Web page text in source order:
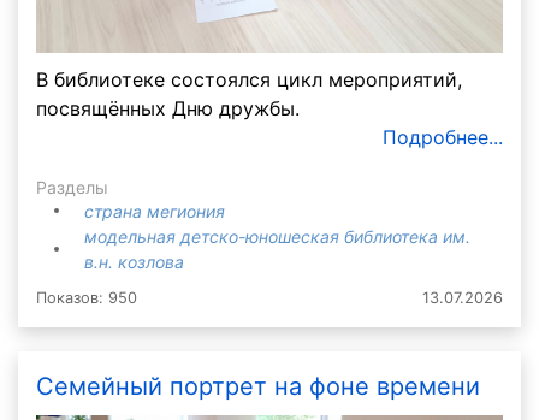
В библиотеке состоялся цикл мероприятий,
посвящённых Дню дружбы.
Подробнее...
Разделы
страна мегиония
модельная детско-юношеская библиотека им.
в.н. козлова
Показов: 950 13.07.2026
Семейный портрет на фоне времени